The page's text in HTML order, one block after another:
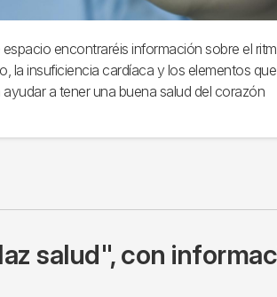
espacio encontraréis información sobre el
la insuficiencia cardíaca y los elementos que
a tener una buena salud del corazón
salud", con